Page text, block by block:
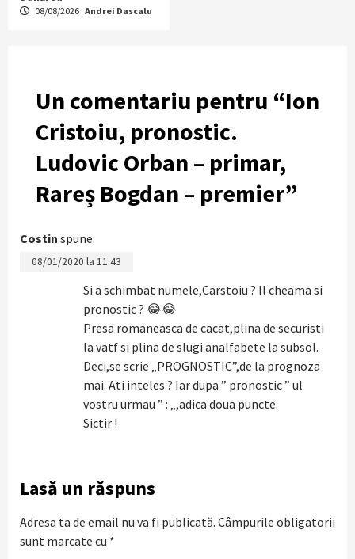
08/08/2026 Andrei Dascalu
Un comentariu pentru “Ion
Cristoiu, pronostic.
Ludovic Orban – primar,
Rareș Bogdan – premier”
Costin spune:
08/01/2020 la 11:43
Si a schimbat numele,Carstoiu ? Il cheama si
pronostic ? 😂😂
Presa romaneasca de cacat,plina de securisti
la vatf si plina de slugi analfabete la subsol.
Deci,se scrie „PROGNOSTIC”,de la prognoza
mai. Ati inteles ? Iar dupa ” pronostic ” ul
vostru urmau ” : „,adica doua puncte.
Sictir !
Lasă un răspuns
Adresa ta de email nu va fi publicată. Câmpurile obligatorii
sunt marcate cu *